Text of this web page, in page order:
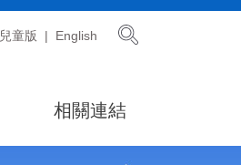
兒童版 English
相關連結